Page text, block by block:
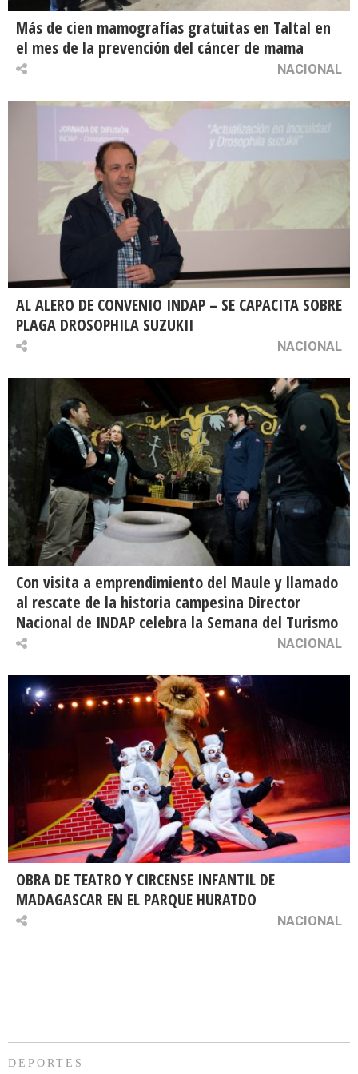
Más de cien mamografías gratuitas en Taltal en
el mes de la prevención del cáncer de mama
NACIONAL
AL ALERO DE CONVENIO INDAP – SE CAPACITA SOBRE
PLAGA DROSOPHILA SUZUKII
NACIONAL
Con visita a emprendimiento del Maule y llamado
al rescate de la historia campesina Director
Nacional de INDAP celebra la Semana del Turismo
NACIONAL
OBRA DE TEATRO Y CIRCENSE INFANTIL DE
MADAGASCAR EN EL PARQUE HURATDO
NACIONAL
DEPORTES